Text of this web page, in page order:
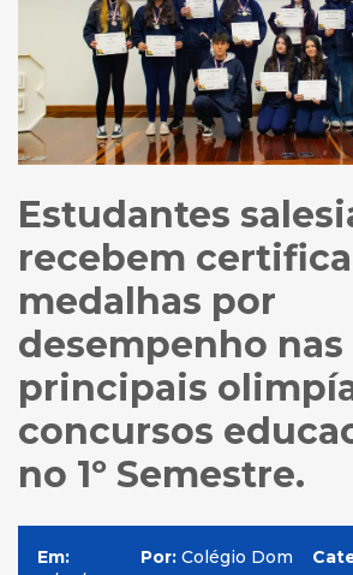
Estudantes
recebem
medalhas por
desempenho nas
principais
concursos
no 1º Semestre.
Em:
Por:Colégio Dom